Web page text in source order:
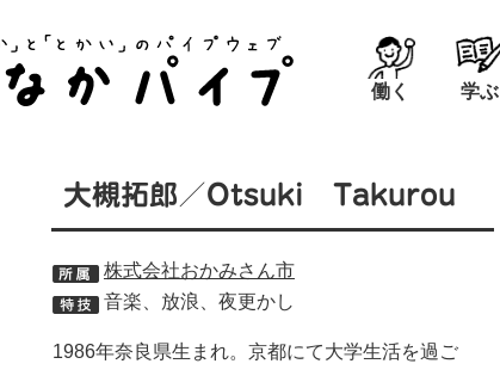
働く 学ぶ
大槻拓郎／Otsuki Takurou
株式会社おかみさん市
音楽、放浪、夜更かし
1986年奈良県生まれ。京都にて大学生活を過ご